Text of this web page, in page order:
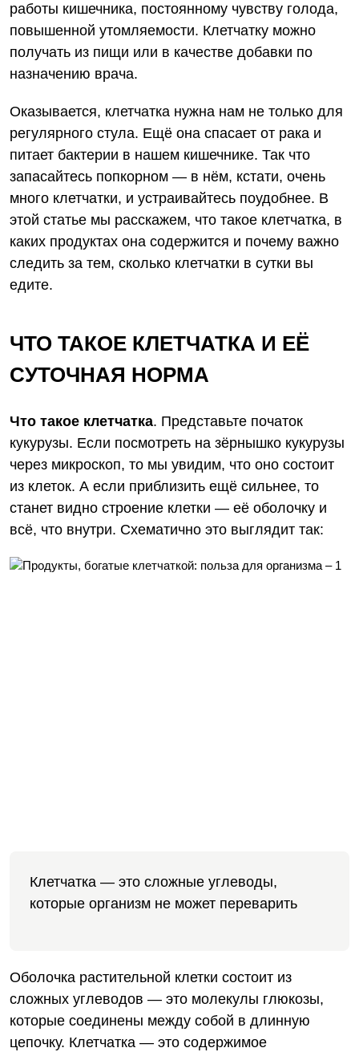
работы кишечника, постоянному чувству голода,
повышенной утомляемости. Клетчатку можно
получать из пищи или в качестве добавки по
назначению врача.
Оказывается, клетчатка нужна нам не только для
регулярного стула. Ещё она спасает от рака и
питает бактерии в нашем кишечнике. Так что
запасайтесь попкорном — в нём, кстати, очень
много клетчатки, и устраивайтесь поудобнее. В
этой статье мы расскажем, что такое клетчатка, в
каких продуктах она содержится и почему важно
следить за тем, сколько клетчатки в сутки вы
едите.
ЧТО ТАКОЕ КЛЕТЧАТКА И ЕЁ
СУТОЧНАЯ НОРМА
Что такое клетчатка. Представьте початок
кукурузы. Если посмотреть на зёрнышко кукурузы
через микроскоп, то мы увидим, что оно состоит
из клеток. А если приблизить ещё сильнее, то
станет видно строение клетки — её оболочку и
всё, что внутри. Схематично это выглядит так:
Клетчатка — это сложные углеводы,
которые организм не может переварить
Оболочка растительной клетки состоит из
сложных углеводов — это молекулы глюкозы,
которые соединены между собой в длинную
цепочку. Клетчатка — это содержимое